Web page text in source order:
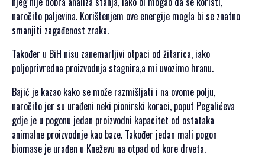
VEČERA
AFTER PARTI
NOVOSTI
KONTAKT
PRIJAVA
ZA
SAMIT
naročito paljevina. Korištenjem ove energije mogla bi se znatno
smanjiti zagađenost zraka.
Također u BiH nisu zanemarljivi otpaci od žitarica, iako
poljoprivredna proizvodnja stagnira,a mi uvozimo hranu.
Bajić je kazao kako se može razmišljati i na ovome polju,
naročito jer su urađeni neki pionirski koraci, poput Pegalićeva
gdje je u pogonu jedan proizvodni kapacitet od ostataka
animalne proizvodnje kao baze. Također jedan mali pogon
biomase je urađen u Kneževu na otpad od kore drveta.